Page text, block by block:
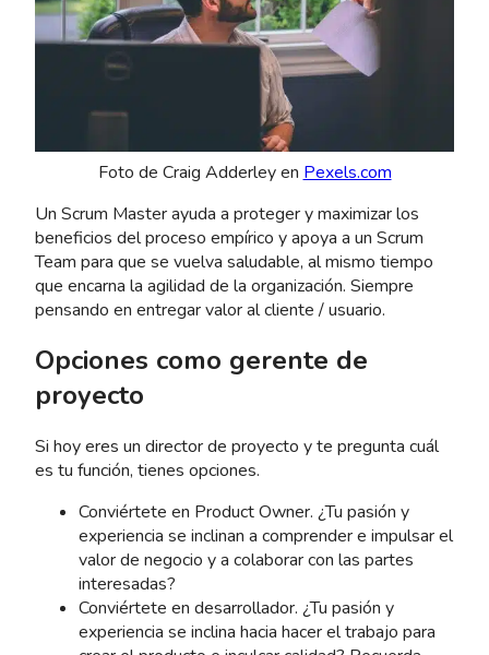
Foto de Craig Adderley en Pexels.com
Un Scrum Master ayuda a proteger y maximizar los
beneficios del proceso empírico y apoya a un Scrum
Team para que se vuelva saludable, al mismo tiempo
que encarna la agilidad de la organización. Siempre
pensando en entregar valor al cliente / usuario.
Opciones como gerente de
proyecto
Si hoy eres un director de proyecto y te pregunta cuál
es tu función, tienes opciones.
Conviértete en Product Owner. ¿Tu pasión y
experiencia se inclinan a comprender e impulsar el
valor de negocio y a colaborar con las partes
interesadas?
Conviértete en desarrollador. ¿Tu pasión y
experiencia se inclina hacia hacer el trabajo para